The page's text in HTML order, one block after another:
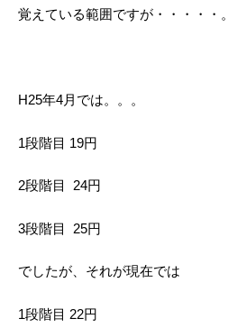
覚えている範囲ですが・・・・・。
H25年4月では。。。
1段階目 19円
2段階目 24円
3段階目 25円
でしたが、それが現在では
1段階目 22円